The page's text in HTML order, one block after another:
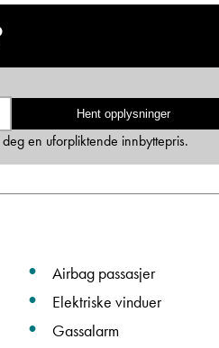
Hent opplysninger
en uforpliktende innbyttepris.
Airbag passasjer
Elektriske vinduer
Gassalarm